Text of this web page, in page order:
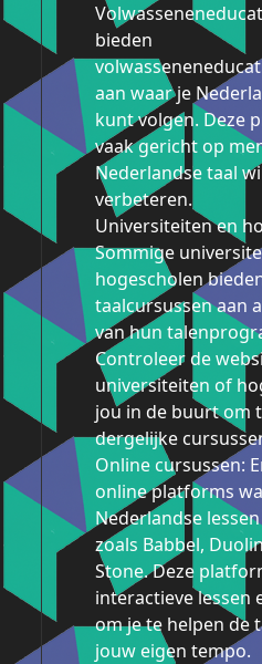
bieden
aan waar je
kunt volgen. Deze
vaak gericht op
Nederlandse taal
verbeteren.
Universiteiten en
Sommige
hogescholen
taalcursussen aan
van hun
Controleer de
universiteiten of
jou in de buurt om
dergelijke
Online cursussen:
online platforms
Nederlandse
zoals Babbel,
Stone. Deze
interactieve lessen
om je te helpen de
jouw eigen tempo.